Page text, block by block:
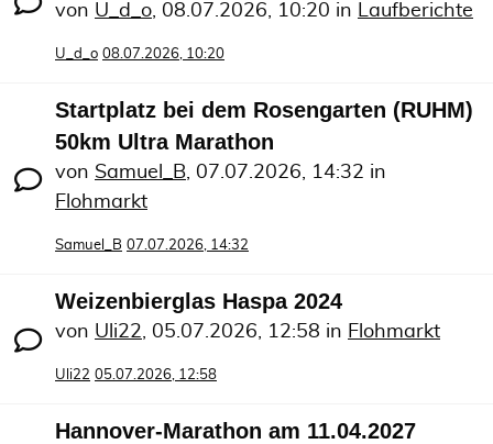
von U_d_o, 08.07.2026, 10:20 in Laufberichte
U_d_o 08.07.2026, 10:20
Startplatz bei dem Rosengarten (RUHM)
50km Ultra Marathon
von Samuel_B, 07.07.2026, 14:32 in
Flohmarkt
Samuel_B 07.07.2026, 14:32
Weizenbierglas Haspa 2024
von Uli22, 05.07.2026, 12:58 in Flohmarkt
Uli22 05.07.2026, 12:58
Hannover-Marathon am 11.04.2027